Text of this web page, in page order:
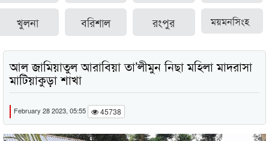
খুলনা বরিশাল রংপুর ময়মনসিংহ
আল জামিয়াতুল আরাবিয়া তা’লীমুন নিছা মহিলা মাদরাসা
মাটিয়াকুড়া শাখা
February 28 2023, 05:55 45738